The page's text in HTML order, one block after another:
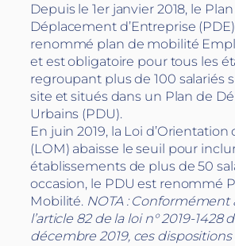
Depuis le 1er janvier 2018, le
Déplacement d’Entreprise
renommé plan de mobilité
et est obligatoire pour tous les
regroupant plus de 100 salariés
site et situés dans un Plan de
Urbains (PDU).
En juin 2019, la Loi
(LOM) abaisse le seuil pour
établissements de plus de 50
occasion, le PDU est renommé
Mobilité. NOTA : Conformément
l’article 82 de la loi n° 2019-1428
décembre 2019, ces